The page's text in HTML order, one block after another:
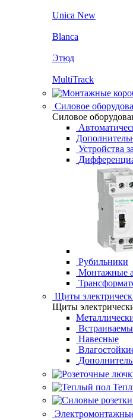
Unica New
Blanca
Этюд
MultiTrack
Силовое
Силовое
Устройства
Рубильники
Монтажные
Щиты
Щиты
Навесные